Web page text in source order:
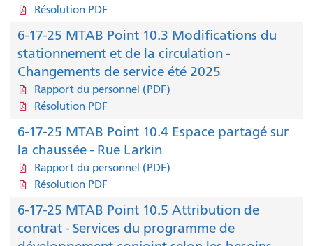
Résolution PDF
6-17-25 MTAB Point 10.3 Modifications du
stationnement et de la circulation -
Changements de service été 2025
Rapport du personnel (PDF)
Résolution PDF
6-17-25 MTAB Point 10.4 Espace partagé sur
la chaussée - Rue Larkin
Rapport du personnel (PDF)
Résolution PDF
6-17-25 MTAB Point 10.5 Attribution de
contrat - Services du programme de